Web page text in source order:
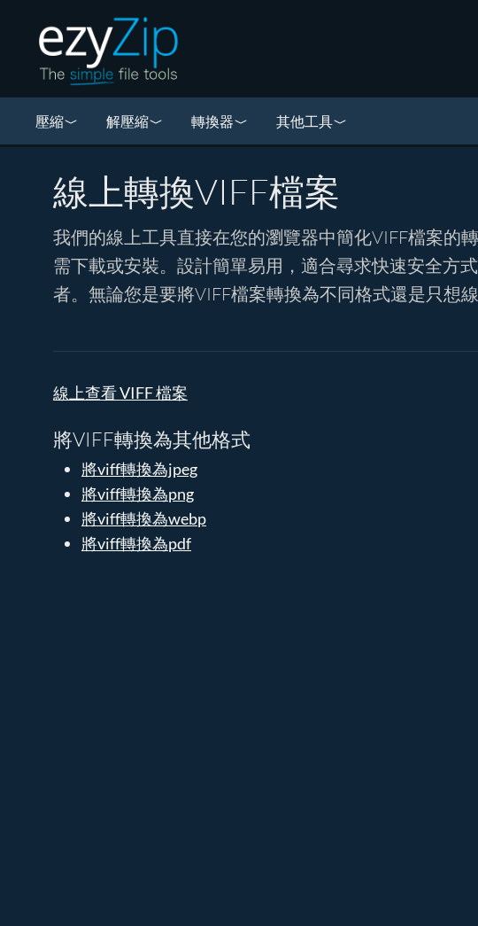
壓縮 解壓縮 轉換器 其他工具
線上轉換VIFF檔案
我們的線上工具直接在您的瀏覽器中簡化VIFF檔案的
需下載或安裝。設計簡單易用，適合尋求快速安全方
者。無論您是要將VIFF檔案轉換為不同格式還是只想
線上查看 VIFF 檔案
將VIFF轉換為其他格式
將viff轉換為jpeg
將viff轉換為png
將viff轉換為webp
將viff轉換為pdf